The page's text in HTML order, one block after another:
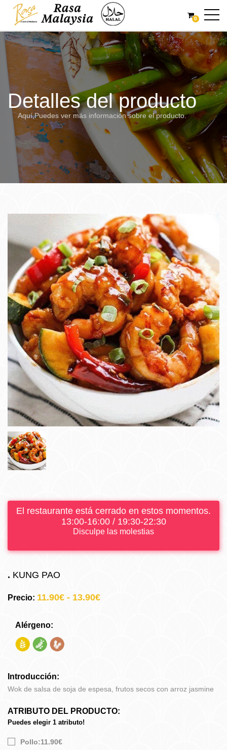
0
Detalles del producto
Aquí,Puedes ver más información sobre el producto.
El restaurante está cerrado en estos momentos.
13:00-16:00 / 19:30-22:30
Disculpe las molestias
. KUNG PAO
Precio: 11.90€ - 13.90€
Alérgeno:
Introducción:
Wok de salsa de soja de espesa, frutos secos con arroz jasmine
ATRIBUTO DEL PRODUCTO:
Puedes elegir 1 atributo!
Pollo:11.90€